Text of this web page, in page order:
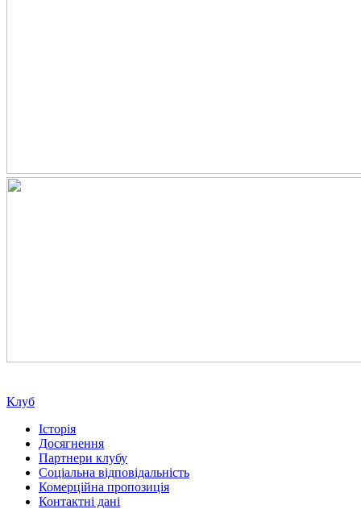
Клуб
Історія
Досягнення
Партнери клубу
Соціальна відповідальність
Комерційна пропозиція
Контактні дані